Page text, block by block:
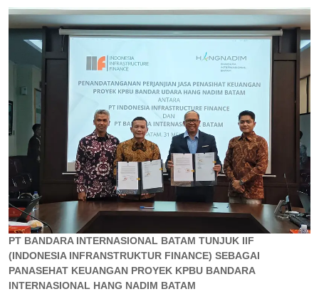
PT BANDARA INTERNASIONAL BATAM TUNJUK IIF
(INDONESIA INFRANSTRUKTUR FINANCE) SEBAGAI
PANASEHAT KEUANGAN PROYEK KPBU BANDARA
INTERNASIONAL HANG NADIM BATAM